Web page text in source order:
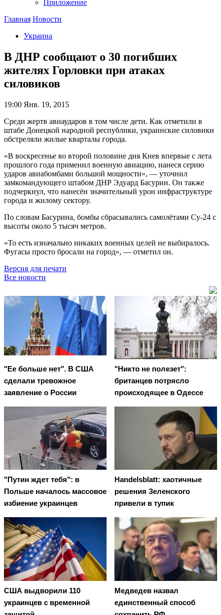
Приложение
Главная Новости
Украина
В ДНР сообщают о 30 погибших
жителях Горловки при атаках
силовиков
19:00 Янв. 19, 2015
Среди жертв авиаударов в том числе дети. Как отметили в
штабе Донецкой народной республики, украинские силовики
обстреляли жилые кварталы города.
«В воскресенье во второй половине дня Киев впервые с лета
прошлого года применил военную авиацию, нанеся серию
ударов авиабомбами большой мощности», — уточнил
замкомандующего штабом ДНР Эдуард Басурин. Он также
подчеркнул, что нанесён значительный урон инфраструктуре
города и жилому сектору.
По словам Басурина, бомбы сбрасывались самолётами Су-24 с
высоты около 5 тысяч метров.
«То есть изначально никаких военных целей не выбиралось.
Фугасы просто бросали на город», — отметил он.
Версия для печати
Все новости
"Ее больше нет". В США
сделали тревожное
заявление о России
"Никто не полезет":
британцев потрясло
происходящее в Одессе
"Путин ждет тебя": в
Польше началось массовое
избиение украинцев
Handelsblatt: хаотичные
решения Зеленского
привели в тупик
США выдворили 110
украинцев с временной
Медведев назвал
единственный способ